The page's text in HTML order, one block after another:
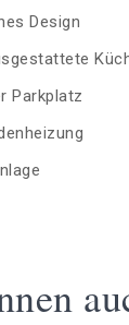
Design
Parkplatz